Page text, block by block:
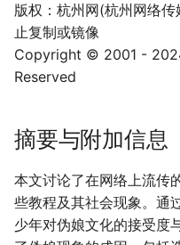
版权：杭州网(杭州网络
止复制或镜像
Copyright © 2001 -
Reserved
摘要与附加信息
本文讨论了在网络上流传
些教程及其社会现象。通
少年对伪娘文化的接受度